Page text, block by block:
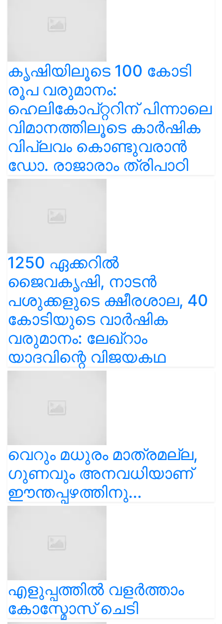
കൃഷിയിലൂടെ 100 കോടി
രൂപ വരുമാനം:
ഹെലികോപ്റ്ററിന് പിന്നാലെ
വിമാനത്തിലൂടെ കാർഷിക
വിപ്ലവം കൊണ്ടുവരാൻ
ഡോ. രാജാരാം ത്രിപാഠി
1250 ഏക്കറിൽ
ജൈവകൃഷി, നാടൻ
പശുക്കളുടെ ക്ഷീരശാല, 40
കോടിയുടെ വാർഷിക
വരുമാനം: ലേഖ്‌റാം
യാദവിന്റെ വിജയകഥ
വെറും മധുരം മാത്രമല്ല,
ഗുണവും അനവധിയാണ്
ഈന്തപ്പഴത്തിനു...
എളുപ്പത്തിൽ വളർത്താം
കോസ്മോസ് ചെടി